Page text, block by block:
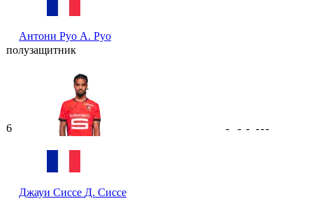
Антони Руо А. Руо
полузащитник
6
Джауи Сиссе Д. Сиссе
- - - ---